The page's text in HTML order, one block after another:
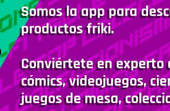
Somos la app para
productos friki.
Conviértete en
cómics, videojuegos,
juegos de mesa,